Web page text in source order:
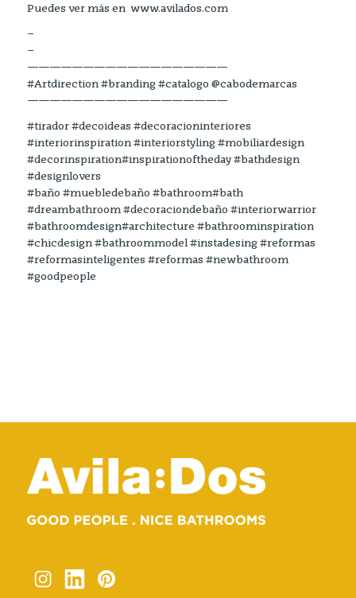
Puedes ver más en www.avilados.com
–
–
——————————————————
#Artdirection #branding #catalogo @cabodemarcas
——————————————————
#tirador #decoideas #decoracioninteriores
#interiorinspiration #interiorstyling #mobiliardesign
#decorinspiration#inspirationoftheday #bathdesign
#designlovers
#baño #muebledebaño #bathroom#bath
#dreambathroom #decoraciondebaño #interiorwarrior
#bathroomdesign#architecture #bathroominspiration
#chicdesign #bathroommodel #instadesing #reformas
#reformasinteligentes #reformas #newbathroom
#goodpeople